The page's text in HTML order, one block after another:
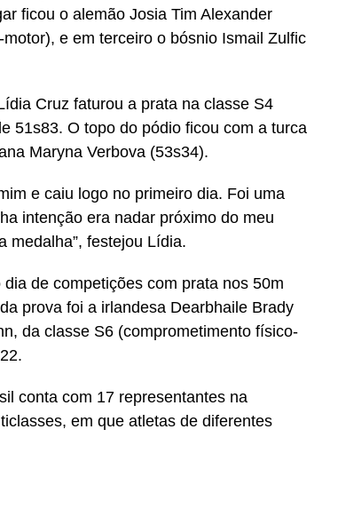
ficou o alemão Josia Tim Alexander
e em terceiro o bósnio Ismail Zulfic
Cruz faturou a prata na classe S4
51s83. O topo do pódio ficou com a turca
Maryna Verbova (53s34).
e caiu logo no primeiro dia. Foi uma
intenção era nadar próximo do meu
medalha”, festejou Lídia.
de competições com prata nos 50m
prova foi a irlandesa Dearbhaile Brady
da classe S6 (comprometimento físico-
conta com 17 representantes na
em que atletas de diferentes